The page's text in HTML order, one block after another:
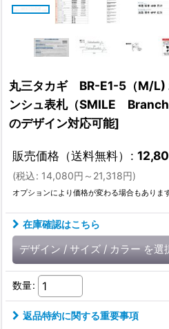
丸三タカギ BR-E1-5（M/L)
ンシュ表札（SMILE
のデザイン対応可能]
販売価格（送料無料） :
(税込: 14,080円 ～21,318円)
オプションにより価格が変わる場合もあります
在庫確認はこちら
デザイン / サイズ / カラー を選
数量:
返品特約に関する重要事項